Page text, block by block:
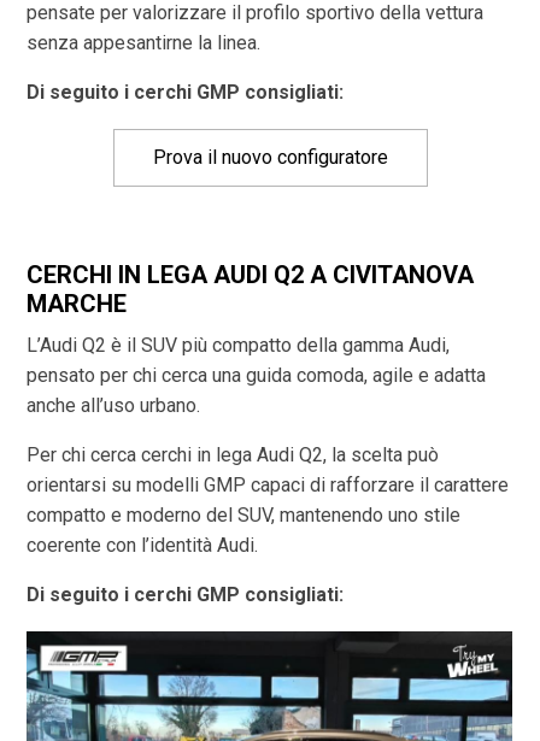
pensate per valorizzare il profilo sportivo della vettura
senza appesantirne la linea.
Di seguito i cerchi GMP consigliati:
Prova il nuovo configuratore
CERCHI IN LEGA AUDI Q2 A CIVITANOVA
MARCHE
L’Audi Q2 è il SUV più compatto della gamma Audi,
pensato per chi cerca una guida comoda, agile e adatta
anche all’uso urbano.
Per chi cerca cerchi in lega Audi Q2, la scelta può
orientarsi su modelli GMP capaci di rafforzare il carattere
compatto e moderno del SUV, mantenendo uno stile
coerente con l’identità Audi.
Di seguito i cerchi GMP consigliati: